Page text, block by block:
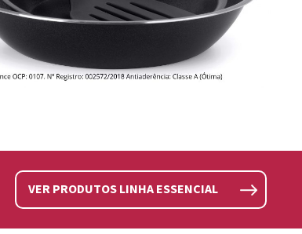
VER PRODUTOS LINHA ESSENCIAL